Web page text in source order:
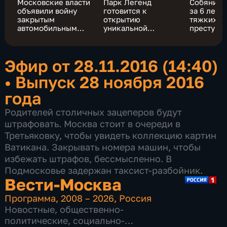
Московские власти
объявили войну
закрытым
автомобильным
Парк Легенд
готовится к
открытию
уникальной
Собянин:
за 6 лет
тяжких
Эфир от 28.11.2016 (14:40)
• Выпуск 28 ноября 2016
года
Родителей столичных зацеперов будут
штрафовать. Москва стоит в очереди в
Третьяковку, чтобы увидеть коллекцию картин
Ватикана. Закрывать номера машин, чтобы
избежать штрафов, бессмысленно. В
Подмосковье задержан таксист-разбойник.
Вести-Москва
Программа,2008 – 2026, Россия
Новостные, общественно-
политические, социально-